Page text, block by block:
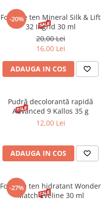
-20%
Fond de ten Mineral Silk & Lift
32 Ingrid 30 ml
20,00 Lei
16,00 Lei
ADAUGA IN COS
Pudră decolorantă rapidă
Advanced 9 Kallos 35 g
12,00 Lei
ADAUGA IN COS
-27%
Fond de ten hidratant Wonder
Match Eveline 30 ml